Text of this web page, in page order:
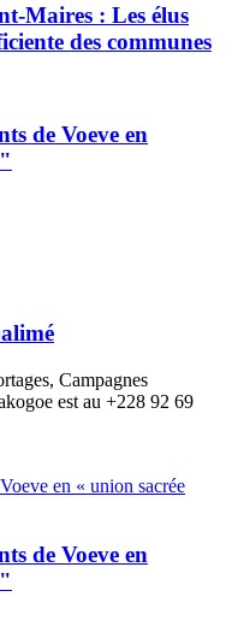
Maires : Les élus
des communes
de Voeve en
Campagnes
est au +228 92 69
de Voeve en